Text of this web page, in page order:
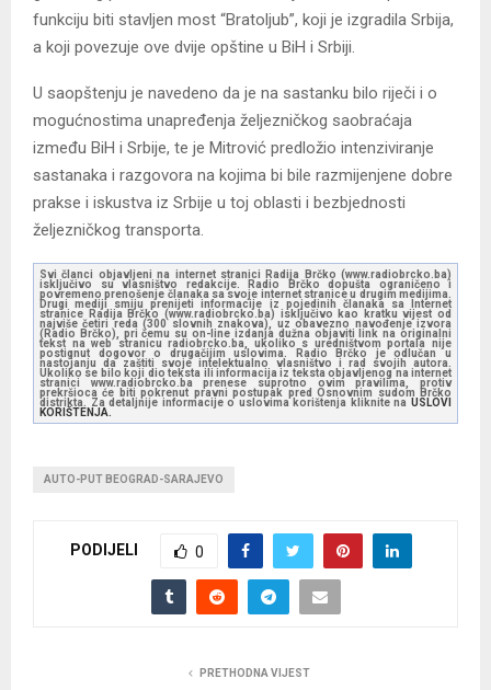
funkciju biti stavljen most “Bratoljub”, koji je izgradila Srbija,
a koji povezuje ove dvije opštine u BiH i Srbiji.
U saopštenju je navedeno da je na sastanku bilo riječi i o
mogućnostima unapređenja željezničkog saobraćaja
između BiH i Srbije, te je Mitrović predložio intenziviranje
sastanaka i razgovora na kojima bi bile razmijenjene dobre
prakse i iskustva iz Srbije u toj oblasti i bezbjednosti
željezničkog transporta.
Svi članci objavljeni na internet stranici Radija Brčko (www.radiobrcko.ba)
isključivo su vlasništvo redakcije. Radio Brčko dopušta ograničeno i
povremeno prenošenje članaka sa svoje internet stranice u drugim medijima.
Drugi mediji smiju prenijeti informacije iz pojedinih članaka sa Internet
stranice Radija Brčko (www.radiobrcko.ba) isključivo kao kratku vijest od
najviše četiri reda (300 slovnih znakova), uz obavezno navođenje izvora
(Radio Brčko), pri čemu su on-line izdanja dužna objaviti link na originalni
tekst na web stranicu radiobrcko.ba, ukoliko s uredništvom portala nije
postignut dogovor o drugačijim uslovima. Radio Brčko je odlučan u
nastojanju da zaštiti svoje intelektualno vlasništvo i rad svojih autora.
Ukoliko se bilo koji dio teksta ili informacija iz teksta objavljenog na internet
stranici www.radiobrcko.ba prenese suprotno ovim pravilima, protiv
prekršioca će biti pokrenut pravni postupak pred Osnovnim sudom Brčko
distrikta. Za detaljnije informacije o uslovima korištenja kliknite na USLOVI
KORIŠTENJA.
AUTO-PUT BEOGRAD-SARAJEVO
PODIJELI 0
PRETHODNA VIJEST